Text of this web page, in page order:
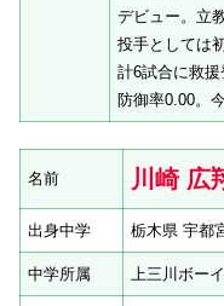
デビュー。立
投手としては
計6試合に救援
防御率0.00。
名前 川崎 広
出身中学 栃木県 宇都
中学所属 上三川ボー